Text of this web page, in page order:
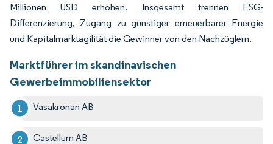
Millionen USD erhöhen. Insgesamt trennen ESG-
Differenzierung, Zugang zu günstiger erneuerbarer Energie
und Kapitalmarktagilität die Gewinner von den Nachzüglern.
Marktführer im skandinavischen
Gewerbeimmobiliensektor
Vasakronan AB
Castellum AB